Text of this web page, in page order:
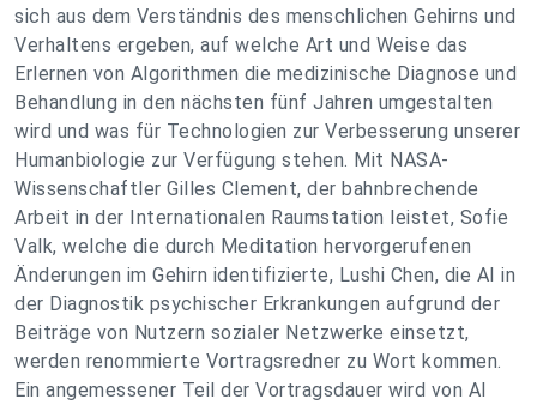
sich aus dem Verständnis des menschlichen Gehirns und
Verhaltens ergeben, auf welche Art und Weise das
Erlernen von Algorithmen die medizinische Diagnose und
Behandlung in den nächsten fünf Jahren umgestalten
wird und was für Technologien zur Verbesserung unserer
Humanbiologie zur Verfügung stehen. Mit NASA-
Wissenschaftler Gilles Clement, der bahnbrechende
Arbeit in der Internationalen Raumstation leistet, Sofie
Valk, welche die durch Meditation hervorgerufenen
Änderungen im Gehirn identifizierte, Lushi Chen, die AI in
der Diagnostik psychischer Erkrankungen aufgrund der
Beiträge von Nutzern sozialer Netzwerke einsetzt,
werden renommierte Vortragsredner zu Wort kommen.
Ein angemessener Teil der Vortragsdauer wird von AI